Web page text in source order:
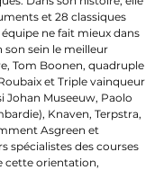
et 28 classiques
ne fait mieux dans
son sein le meilleur
Tom Boonen, quadruple
et Triple vainqueur
Johan Museeuw, Paolo
Knaven, Terpstra,
Asgreen et
spécialistes des courses
cette orientation,